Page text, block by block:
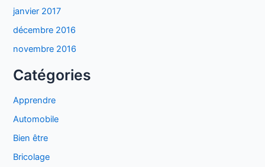
janvier 2017
décembre 2016
novembre 2016
Catégories
Apprendre
Automobile
Bien être
Bricolage